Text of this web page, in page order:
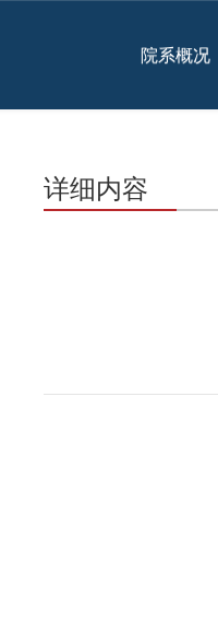
院系概况
详细内容